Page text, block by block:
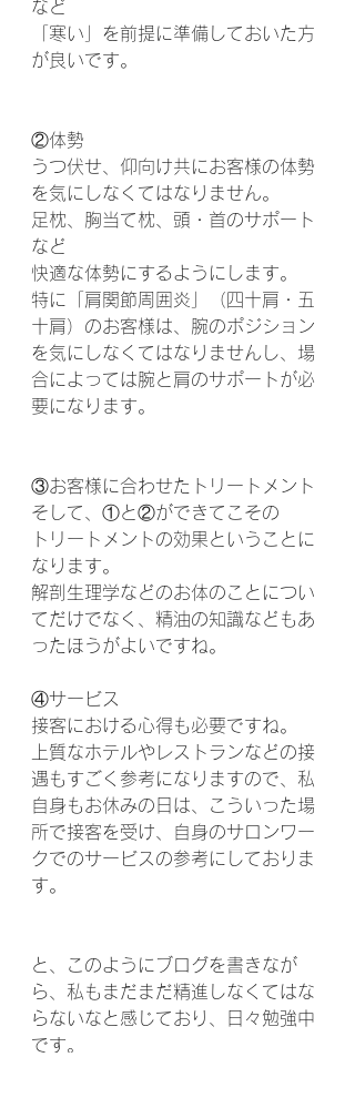
など
「寒い」を前提に準備しておいた方
が良いです。
②体勢
うつ伏せ、仰向け共にお客様の体勢
を気にしなくてはなりません。
足枕、胸当て枕、頭・首のサポート
など
快適な体勢にするようにします。
特に「肩関節周囲炎」（四十肩・五
十肩）のお客様は、腕のポジション
を気にしなくてはなりませんし、場
合によっては腕と肩のサポートが必
要になります。
③お客様に合わせたトリートメント
そして、①と②ができてこその
トリートメントの効果ということに
なります。
解剖生理学などのお体のことについ
てだけでなく、精油の知識などもあ
ったほうがよいですね。
④サービス
接客における心得も必要ですね。
上質なホテルやレストランなどの接
遇もすごく参考になりますので、私
自身もお休みの日は、こういった場
所で接客を受け、自身のサロンワー
クでのサービスの参考にしておりま
す。
と、このようにブログを書きなが
ら、私もまだまだ精進しなくてはな
らないなと感じており、日々勉強中
です。